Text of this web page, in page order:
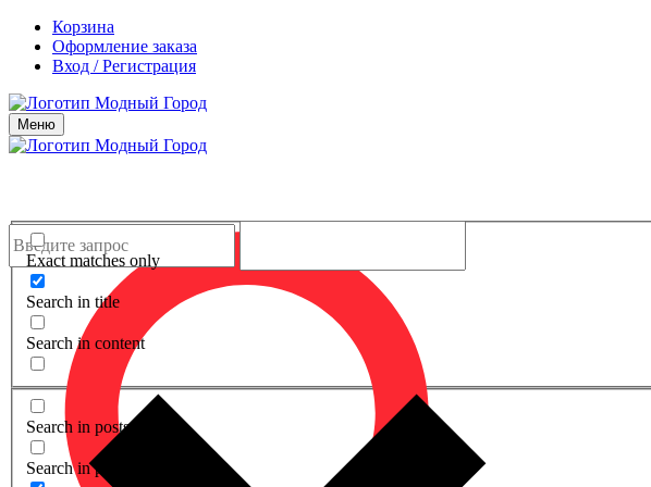
Корзина
Оформление заказа
Вход / Регистрация
Меню
Exact matches only
Search in title
Search in content
Search in posts
Search in pages